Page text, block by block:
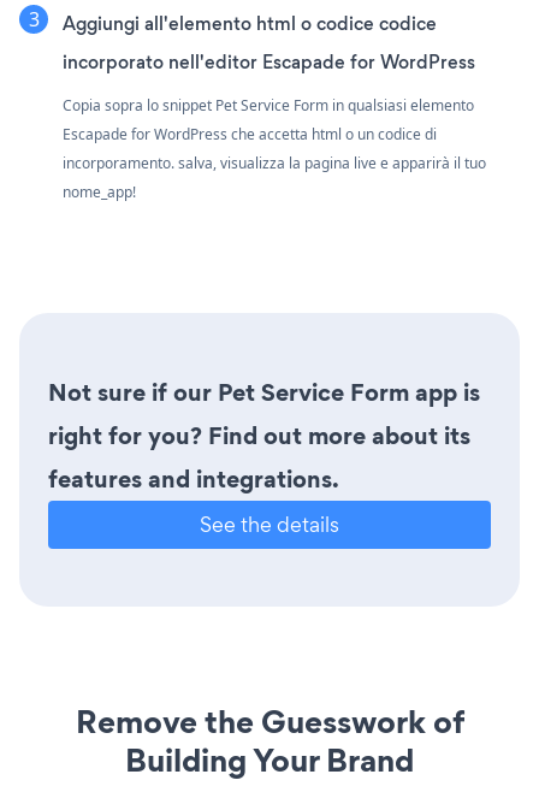
Aggiungi all'elemento html o codice codice
incorporato nell'editor Escapade for WordPress
Copia sopra lo snippet Pet Service Form in qualsiasi elemento
Escapade for WordPress che accetta html o un codice di
incorporamento. salva, visualizza la pagina live e apparirà il tuo
nome_app!
Not sure if our Pet Service Form app is
right for you? Find out more about its
features and integrations.
See the details
Remove the Guesswork of
Building Your Brand